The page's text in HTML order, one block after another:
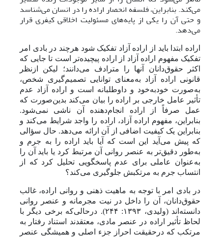
می‌کند. بنابراین، فلسفه انحصار اراده را در انسان می‌شناسد
و حتی آن را یکی از پایه‌های مسئولیت اخلاقی کیفری قرار
می‌دهد.
اراده ابتدا باید از اراده آزاد تفکیک شود هرچند در بادی امر
تفکیک مفهوم اراده آزاد از اراده پیچیده‌تر است تا جایی که
اکثر حقوق‌دانان آنها را مترادف می‌دانند؛ لیکن ازنظر
قانونی اراده آزاد به‌معنای توانایی تصمیم‌گیری شخص،
به‌صورت خودبه‌خود و داوطلبانه است و اراده آزاد عدم
تأثیر عامل خارجی بر اراده را بیان می‌کند بدین‌صورت که
عمل صرفاً از اراده انجام‌دهنده آن ناشی نمی‌شود.
بنابراین، مفهوم اراده آزاد، اراده را واجد شرایط می‌کند و
بنابراین یک کیفیت اضافی از آن ارائه می‌دهد. حال سؤالی
که پیش می‌آید این است که آیا باید اراده را به جرم و
به‌طور دقیق‌تر به عنصر روانی آن مرتبط کرد یا باید آن را
به‌عنوان عاملی برای عدم پاسخگویی تحلیل کرد که از
انتساب جرم به مرتکبش جلوگیری می‌کند؟
در بادی امر با توجه به ماهیت ذهنی و روانی اراده، غالب
حقوق‌دانان، آن را داخل در نیت مجرمانه و عنصر روانی
دانسته‌اند (ولیدی، ۱۳۹۳: ۲۴۴). درحالی‌که برخی دیگر با
لحاظ تأثیر اراده در عنصر مادی، معتقدند استناد رفتار به
مرتکب که درحقیقت احراز جزء اصلی و همیشگی عنصر